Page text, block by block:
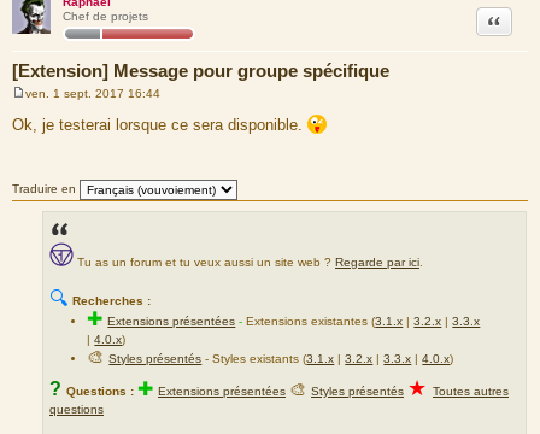
Chef de projets
[Extension] Message pour groupe spécifique
Citation
e
s
e
ven. 1 sept. 2017 16:44
Ok, je testerai lorsque ce sera disponible.
Traduire en
Tu as un forum et tu veux aussi un site web ? Regarde par ici
🔍 Recherches :
✚Extensions présentées -Extensions existantes (3.1.x |3.2.x |3.3.x
|4.0.x)
🎨Styles présentés - Styles existants (3.1.x |3.2.x |3.3.x |4.0.x)
? Questions : ✚ Extensions présentées 🎨 Styles présentés ★ Toutes autres
questions